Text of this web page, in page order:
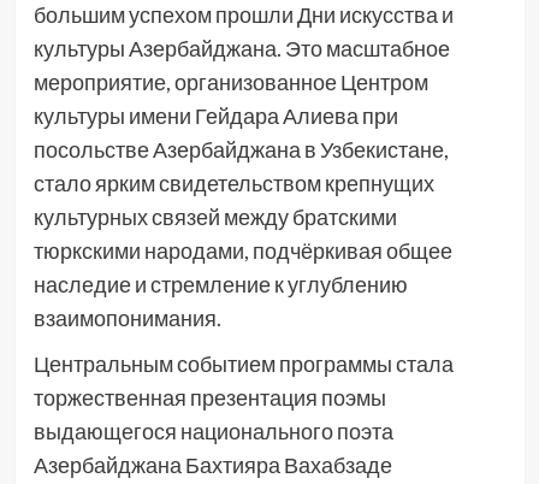
большим успехом прошли Дни искусства и
культуры Азербайджана. Это масштабное
мероприятие, организованное Центром
культуры имени Гейдара Алиева при
посольстве Азербайджана в Узбекистане,
стало ярким свидетельством крепнущих
культурных связей между братскими
тюркскими народами, подчёркивая общее
наследие и стремление к углублению
взаимопонимания.
Центральным событием программы стала
торжественная презентация поэмы
выдающегося национального поэта
Азербайджана Бахтияра Вахабзаде